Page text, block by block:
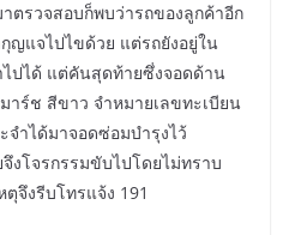
ตรวจสอบก็พบว่ารถของลูกค้าอีก
ญแจไปไขด้วย แต่รถยังอยู่ใน
ปได้ แต่คันสุดท้ายซึ่งจอดด้าน
ร์ช สีขาว จำหมายเลขทะเบียน
จำได้มาจอดซ่อมบำรุงไว้
งโจรกรรมขับไปโดยไม่ทราบ
จึงรีบโทรแจ้ง 191